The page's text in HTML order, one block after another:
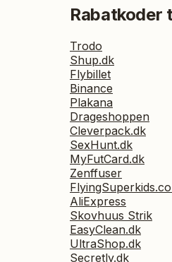
Rabatkoder
Trodo
Shup.dk
Flybillet
Binance
Plakana
Drageshoppen
Cleverpack.dk
SexHunt.dk
MyFutCard.dk
Zenffuser
AliExpress
Skovhuus Strik
EasyClean.dk
UltraShop.dk
Secretly.dk